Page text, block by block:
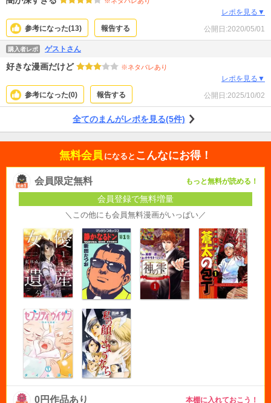
レポを見る▼
参考になった(13) 報告する 公開日:2020/05/01
購入者レポ ゲストさん
好きな漫画だけど ※ネタバレあり
レポを見る▼
参考になった(0) 報告する 公開日:2025/10/02
全てのまんがレポを見る(5件)
無料会員 になると こんなにお得！
会員限定無料 もっと無料が読める！
会員登録で無料増量
＼この他にも会員無料漫画がいっぱい／
0円作品あり 本棚に入れておこう！